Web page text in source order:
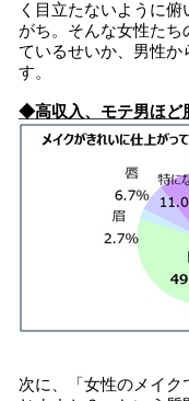
く目立たないように
がち。そんな女性た
ているせいか、男性か
す。
◆高収入、モテ男ほど
次に、「女性のメイ